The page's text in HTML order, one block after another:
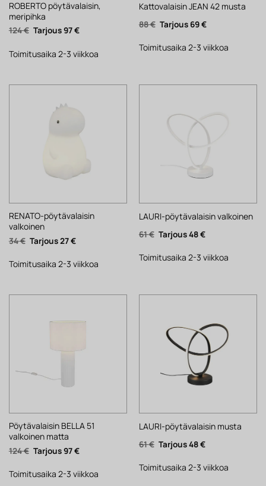
ROBERTO pöytävalaisin,
meripihka
124€ Alkuperäinen
hinta
124 €.
97€Nykyinen
97 €.
Toimitusaika 2-3 viikkoa
Kattovalaisin JEAN 42 musta
88€ Alkuperäinen
hinta
88 €.
69€Nykyinen
69 €.
Toimitusaika 2-3 viikkoa
RENATO-pöytävalaisin
valkoinen
34€ Alkuperäinen
hinta
34 €.
27€Nykyinen
27 €.
Toimitusaika 2-3 viikkoa
LAURI-pöytävalaisin valkoinen
61€ Alkuperäinen
hinta
61 €.
48€Nykyinen
48 €.
Toimitusaika 2-3 viikkoa
Pöytävalaisin BELLA 51
valkoinen matta
124€ Alkuperäinen
hinta
124 €.
97€Nykyinen
97 €.
Toimitusaika 2-3 viikkoa
LAURI-pöytävalaisin musta
61€ Alkuperäinen
hinta
61 €.
48€Nykyinen
48 €.
Toimitusaika 2-3 viikkoa